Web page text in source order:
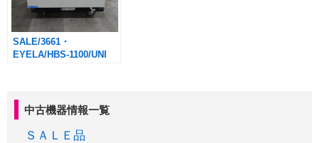
中古機器情報一覧
ＳＡＬＥ品
SALE/3661・
EYELA/HBS-1100/UNI